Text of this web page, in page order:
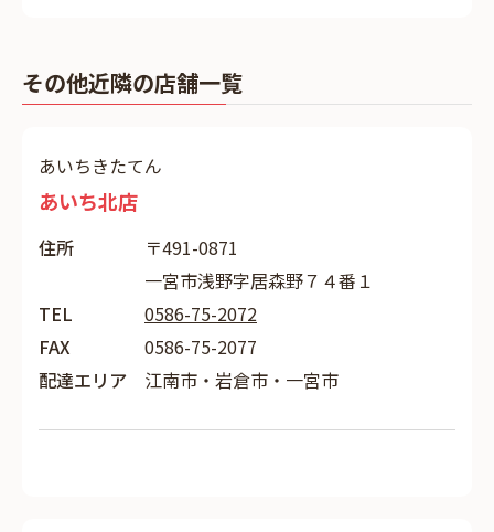
その他近隣の店舗一覧
あいちきたてん
あいち北店
住所
〒491-0871
一宮市浅野字居森野７４番１
TEL
0586-75-2072
FAX
0586-75-2077
配達エリア
江南市・岩倉市・一宮市